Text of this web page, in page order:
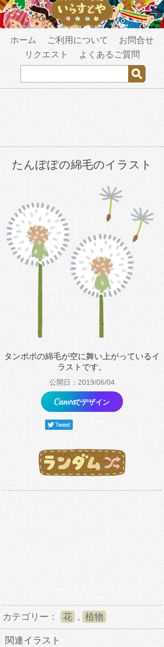
ホーム ご利用について
お問合せ
リクエスト
よくあるご質問
たんぽぽの綿毛のイラスト
タンポポの綿毛が空に舞い上がっているイ
ラストです。
公開日：2019/06/04
でデザイン
カテゴリー： 花 , 植物
関連イラスト